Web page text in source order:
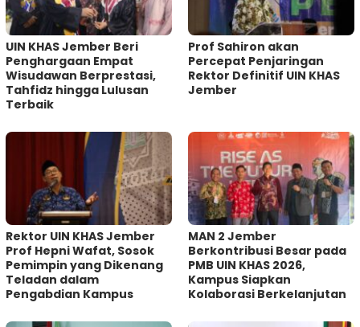
UIN KHAS Jember Beri
Penghargaan Empat
Wisudawan Berprestasi,
Tahfidz hingga Lulusan
Terbaik
Prof Sahiron akan
Percepat Penjaringan
Rektor Definitif UIN KHAS
Jember
Rektor UIN KHAS Jember
Prof Hepni Wafat, Sosok
Pemimpin yang Dikenang
Teladan dalam
Pengabdian Kampus
MAN 2 Jember
Berkontribusi Besar pada
PMB UIN KHAS 2026,
Kampus Siapkan
Kolaborasi Berkelanjutan